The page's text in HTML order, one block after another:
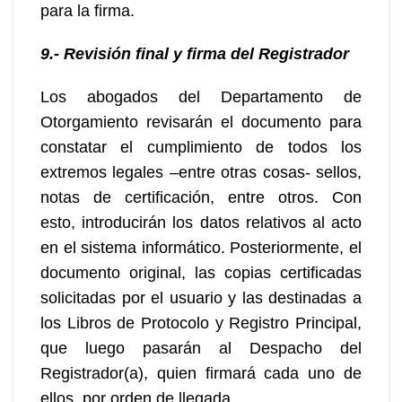
para la firma.
9.- Revisión final y firma del Registrador
Los abogados del Departamento de
Otorgamiento revisarán el documento para
constatar el cumplimiento de todos los
extremos legales –entre otras cosas- sellos,
notas de certificación, entre otros. Con
esto, introducirán los datos relativos al acto
en el sistema informático. Posteriormente, el
documento original, las copias certificadas
solicitadas por el usuario y las destinadas a
los Libros de Protocolo y Registro Principal,
que luego pasarán al Despacho del
Registrador(a), quien firmará cada uno de
ellos, por orden de llegada.